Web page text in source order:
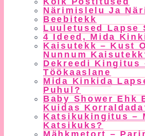
Menu
Närimislelu Ja
Beebitekk
Luuletused Lapse
4 Ideed, Mida
Kaisutekk – Kust
Nunnum
Dekreedi Kingitus
Töökaaslane
Mida Kinkida
Puhul?
Baby Shower Ehk
Kuidas
Katsikukingitus –
Katsikuks?